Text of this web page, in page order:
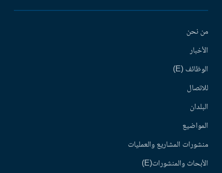
من نحن
الأخبار
الوظائف (E)
للاتصال
البلدان
المواضيع
منشورات المشاريع والعمليات
الأبحاث والمنشورات(E)